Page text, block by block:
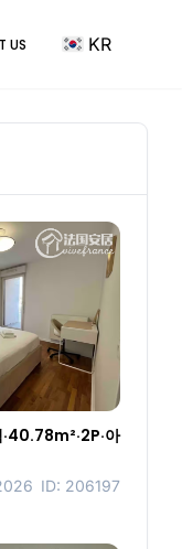
US KR
아
ID: 206197